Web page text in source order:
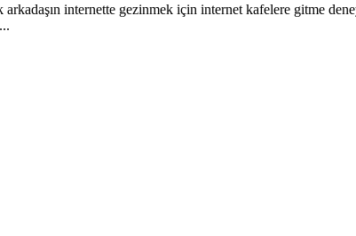
internette gezinmek için internet kafelere gitme